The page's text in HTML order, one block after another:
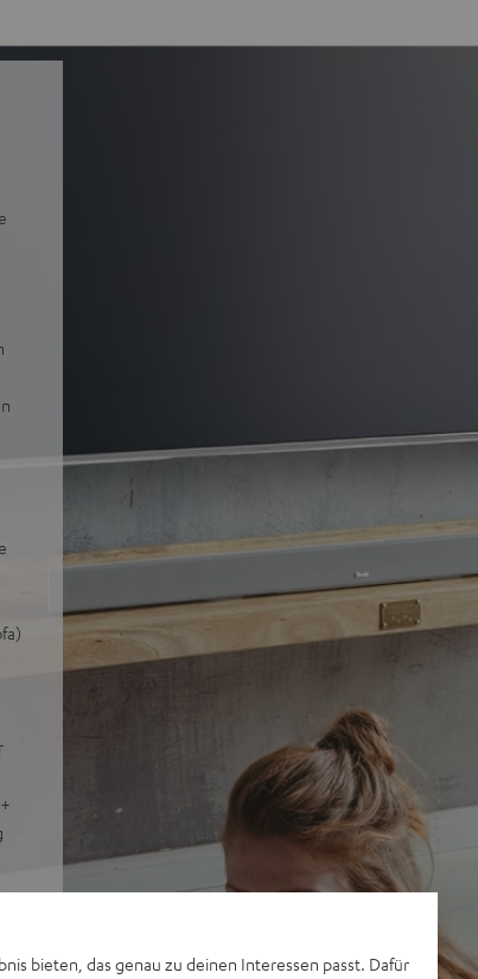
bieten, das genau zu deinen Interessen passt. Dafür